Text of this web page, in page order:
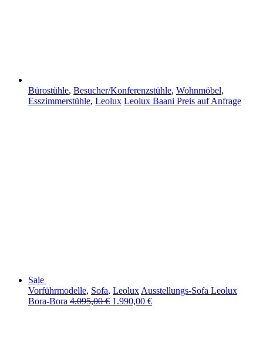
Bürostühle, Besucher/Konferenzstühle, Wohnmöbel,
Esszimmerstühle, Leolux Leolux Baani Preis auf Anfrage
Sale
Vorführmodelle, Sofa, Leolux Ausstellungs-Sofa Leolux
Bora-Bora 4.095,00€ 1.990,00 €